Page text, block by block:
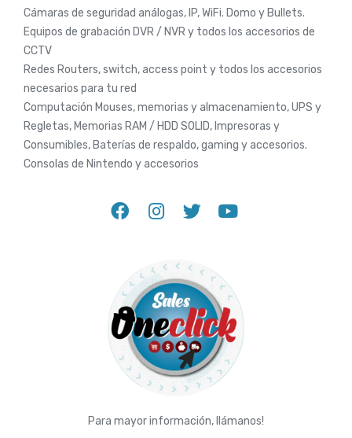
Cámaras de seguridad análogas, IP, WiFi. Domo y Bullets.
Equipos de grabación DVR / NVR y todos los accesorios de
CCTV
Redes Routers, switch, access point y todos los accesorios
necesarios para tu red
Computación Mouses, memorias y almacenamiento, UPS y
Regletas, Memorias RAM / HDD SOLID, Impresoras y
Consumibles, Baterías de respaldo, gaming y accesorios.
Consolas de Nintendo y accesorios
Para mayor información, llámanos!